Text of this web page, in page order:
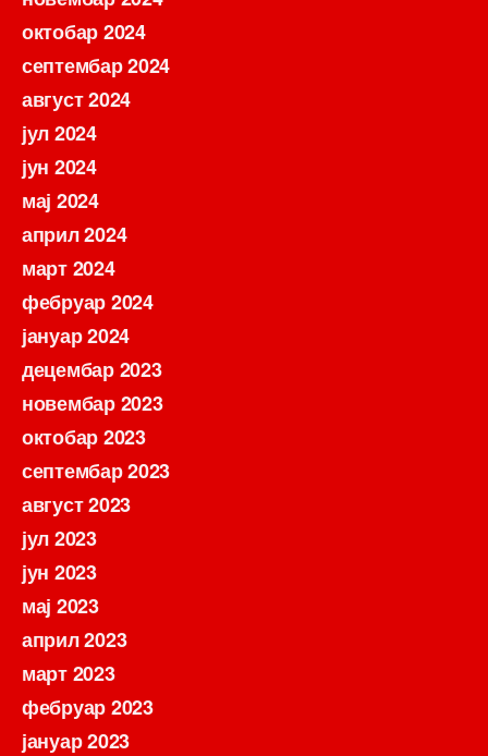
октобар 2024
септембар 2024
август 2024
јул 2024
јун 2024
мај 2024
април 2024
март 2024
фебруар 2024
јануар 2024
децембар 2023
новембар 2023
октобар 2023
септембар 2023
август 2023
јул 2023
јун 2023
мај 2023
април 2023
март 2023
фебруар 2023
јануар 2023